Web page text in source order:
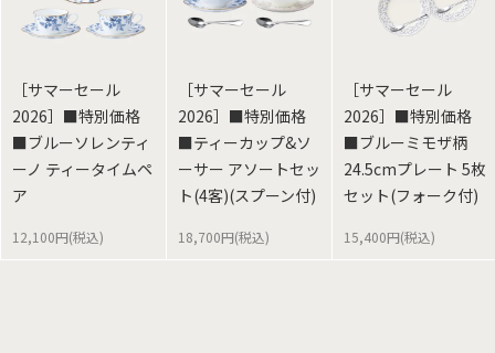
［サマーセール
2026］■特別価格
■ブルーソレンティ
ーノ ティータイムペ
ア
12,100円(税込)
［サマーセール
2026］■特別価格
■ティーカップ&ソ
ーサー アソートセッ
ト(4客)(スプーン付)
18,700円(税込)
［サマーセール
2026］■特別価格
■ブルーミモザ柄
24.5cmプレート 5枚
セット(フォーク付)
15,400円(税込)